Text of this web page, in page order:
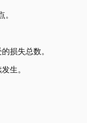
损失总数。
生。